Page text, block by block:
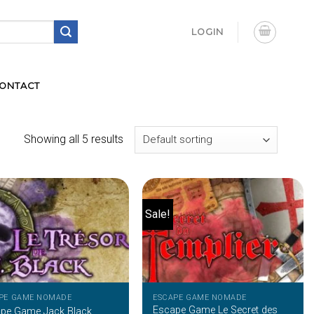
LOGIN
Showing all 5 results
GAME NOMADE
Game Jack Black
Sale!
ESCAPE GAME NOMADE
Escape Game Le Secret des